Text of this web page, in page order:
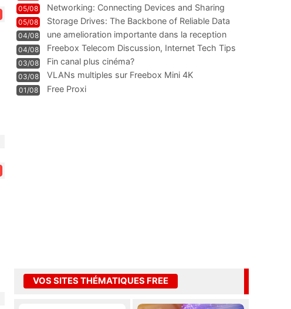
05/08
Networking: Connecting Devices and Sharing
Information
05/08
Storage Drives: The Backbone of Reliable Data
Management
04/08
une amelioration importante dans la reception
WIFI
04/08
Freebox Telecom Discussion, Internet Tech Tips
Communi
03/08 Fin canal plus cinéma?
03/08 VLANs multiples sur Freebox Mini 4K
01/08 Free Proxi
VOS SITES THÉMATIQUES FREE